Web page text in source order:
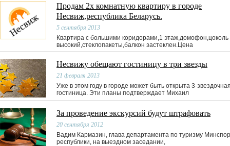
Продам 2х комнатную квартиру в городе
Несвиж,республика Беларусь.
5 сентября 2013
Квартира с большими коридорами,1 этаж,домофон,цоколь
высокий,стеклопакеты,балкон застеклен.Цена
Несвижу обещают гостиницу в три звезды
21 февраля 2013
Уже в этом году в городе может быть открыта 3-
гостиница. Эти планы подтверждает Михаил
За проведение экскурсий будут штрафовать
20 сентября 2012
Вадим Кармазин, глава департамента по туризму
республики, на выездном заседании,